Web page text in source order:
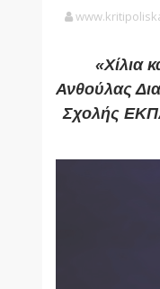
«Χίλια
Ανθούλας
Σχολής